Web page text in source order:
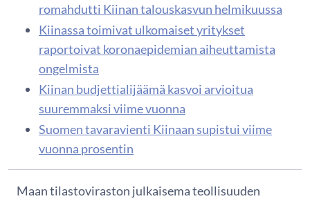
romahdutti Kiinan talouskasvun helmikuussa
Kiinassa toimivat ulkomaiset yritykset
raportoivat koronaepidemian aiheuttamista
ongelmista
Kiinan budjettialijäämä kasvoi arvioitua
suuremmaksi viime vuonna
Suomen tavaravienti Kiinaan supistui viime
vuonna prosentin
Maan tilastoviraston julkaisema teollisuuden